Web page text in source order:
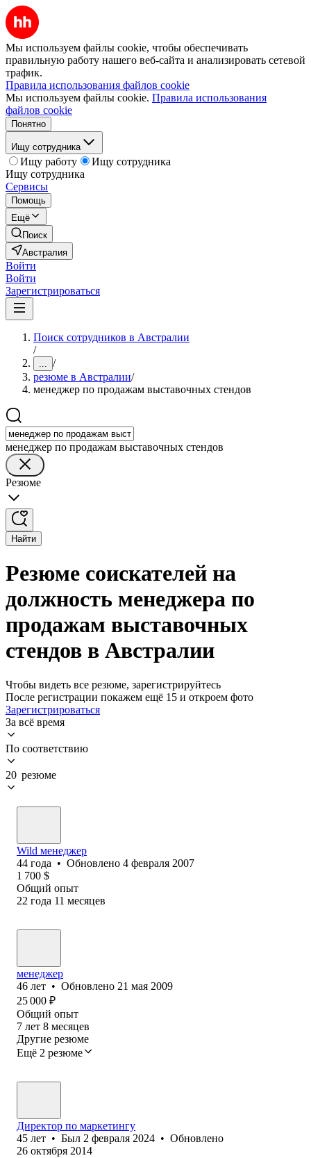
Мы используем файлы cookie, чтобы обеспечивать
правильную работу нашего веб-сайта и анализировать сетевой
трафик.
Правила использования файлов cookie
Мы используем файлы cookie. Правила использования
файлов cookie
Понятно
Ищу сотрудника
Ищу работу
Ищу сотрудника
Ищу сотрудника
Сервисы
Помощь
Ещё
Поиск
Австралия
Войти
Войти
Зарегистрироваться
Поиск сотрудников в Австралии
/
... /
резюме в Австралии/
менеджер по продажам выставочных стендов
менеджер по продажам выставочных стендов
Резюме
Найти
Резюме соискателей на
должность менеджера по
продажам выставочных
стендов в Австралии
Чтобы видеть все резюме, зарегистрируйтесь
После регистрации покажем ещё 15 и откроем фото
Зарегистрироваться
За всё время
По соответствию
20 резюме
Wild менеджер
44 года • Обновлено 4 февраля 2007
1 700 $
Общий опыт
22 года 11 месяцев
менеджер
46 лет • Обновлено 21 мая 2009
25 000 ₽
Общий опыт
7 лет 8 месяцев
Другие резюме
Ещё 2 резюме
Директор по маркетингу
45 лет • Был 2 февраля 2024 • Обновлено
26 октября 2014